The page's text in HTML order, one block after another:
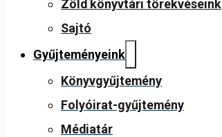
Zöld könyvtári törekvéseink
Sajtó
Gyűjteményeink
Könyvgyűjtemény
Folyóirat-gyűjtemény
Médiatár